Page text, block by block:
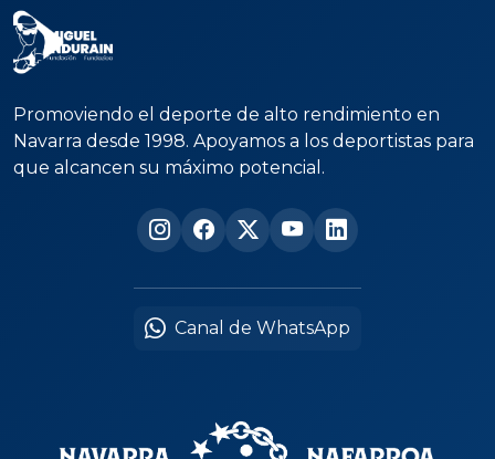
Promoviendo el deporte de alto rendimiento en
Navarra desde 1998. Apoyamos a los deportistas para
que alcancen su máximo potencial.
Canal de WhatsApp